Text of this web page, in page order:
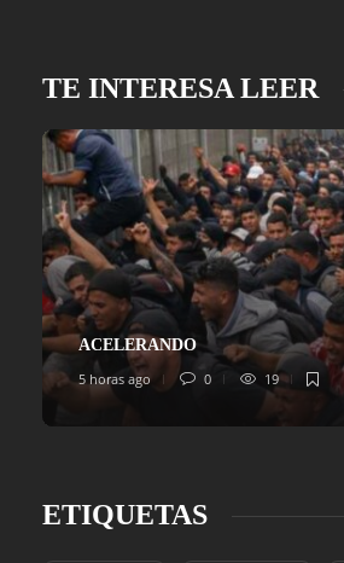
TE INTERESA LEER
ACELERANDO
5 horas ago
0 19
ETIQUETAS